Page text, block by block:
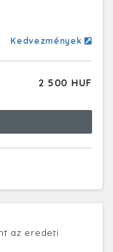
Kedvezmények
2 500 HUF
az eredeti